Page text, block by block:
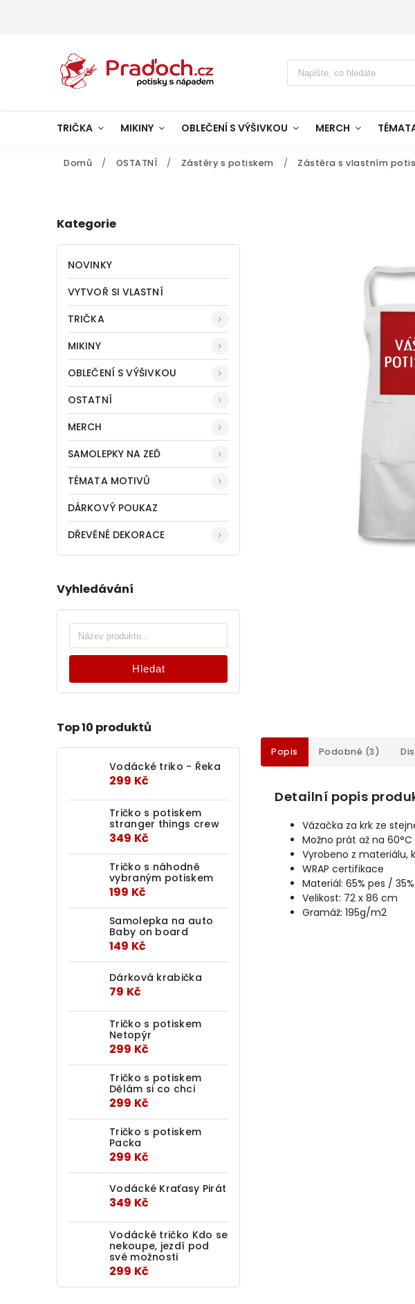
TRIČKA MIKINY OBLEČENÍ S VÝŠIVKOU MERCH
Domů / OSTATNÍ / Zástěry s potiskem / Zástěra s vlastním
Kategorie
NOVINKY
VYTVOŘ SI VLASTNÍ
TRIČKA
MIKINY
OBLEČENÍ S VÝŠIVKOU
OSTATNÍ
MERCH
SAMOLEPKY NA ZEĎ
TÉMATA MOTIVŮ
DÁRKOVÝ POUKAZ
DŘEVĚNÉ DEKORACE
Vyhledávání
Hledat
Top 10 produktů
Vodácké triko - Řeka
299 Kč
Tričko s potiskem
stranger things crew
349 Kč
Tričko s náhodně
vybraným potiskem
199 Kč
Samolepka na auto
Baby on board
149 Kč
Dárková krabička
79 Kč
Tričko s potiskem
Netopýr
299 Kč
Tričko s potiskem
Dělám si co chci
299 Kč
Tričko s potiskem
Packa
299 Kč
Vodácké Kraťasy Pirát
349 Kč
Vodácké tričko Kdo se
nekoupe, jezdí pod
své možnosti
299 Kč
Popis Podobné (3)
Detailní popis
Vázačka za krk ze
Možno prát až na 60°C
Vyrobeno z materiálu,
WRAP certifikace
Materiál: 65% pes /
Velikost: 72 x 86 cm
Gramáž: 195g/m2